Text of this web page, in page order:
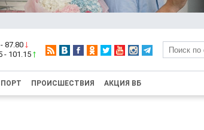
87.80
- 101.15
ПРОИСШЕСТВИЯ АКЦИЯ ВБ